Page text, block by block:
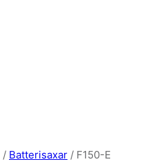
/ Batterisaxar / F150-E